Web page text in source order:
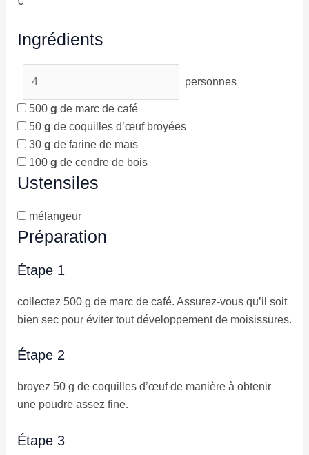
Ingrédients
personnes
500 g de marc de café
50 g de coquilles d’œuf broyées
30 g de farine de maïs
100 g de cendre de bois
Ustensiles
mélangeur
Préparation
Étape 1
collectez 500 g de marc de café. Assurez-vous qu’il soit
bien sec pour éviter tout développement de moisissures.
Étape 2
broyez 50 g de coquilles d’œuf de manière à obtenir
une poudre assez fine.
Étape 3